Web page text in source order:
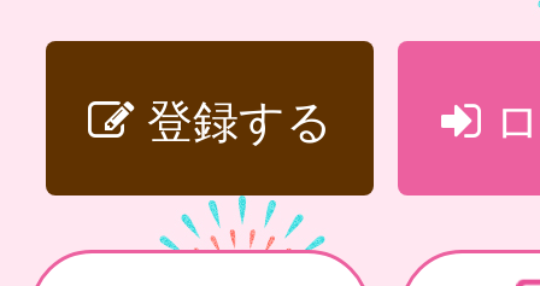
登録する